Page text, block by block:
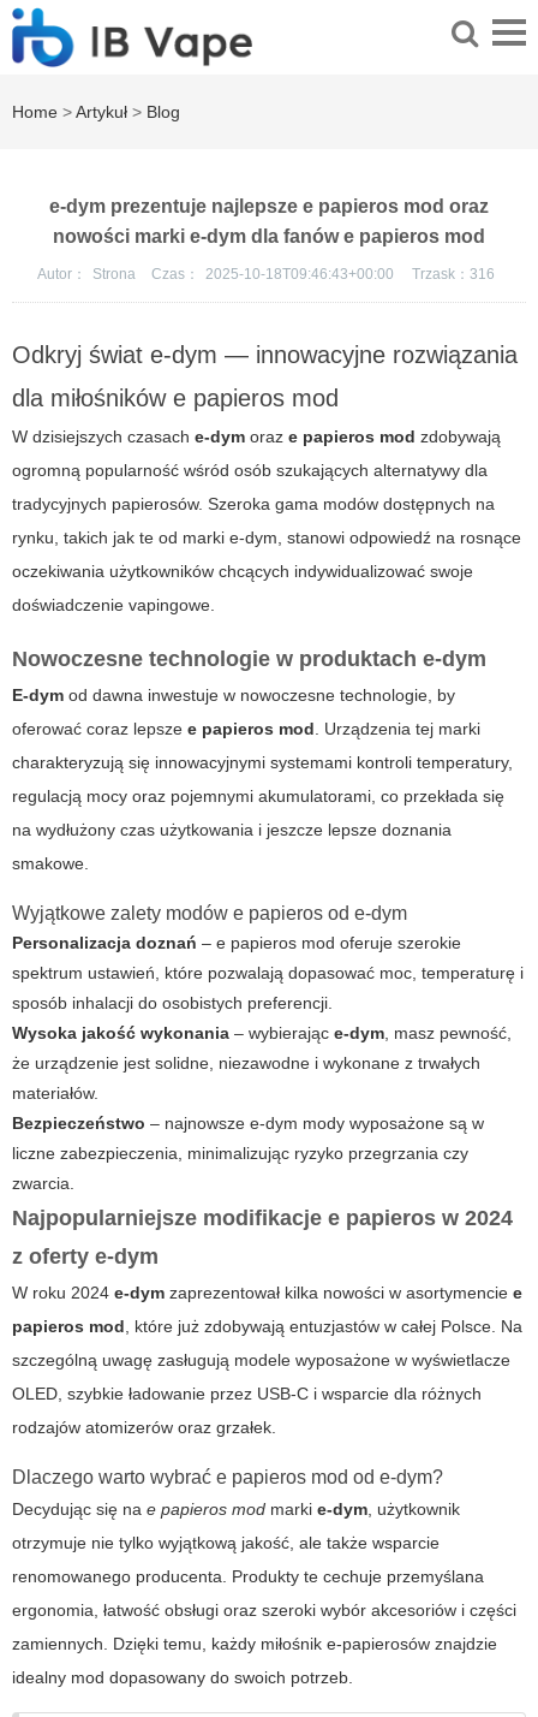
Home >Artykuł > Blog
e-dym prezentuje najlepsze e papieros mod oraz
nowości marki e-dym dla fanów e papieros mod
Autor： Strona Czas： 2025-10-18T09:46:43+00:00 Trzask： 316
Odkryj świat e-dym — innowacyjne rozwiązania
dla miłośników e papieros mod
W dzisiejszych czasach e-dym oraz e papieros mod zdobywają
ogromną popularność wśród osób szukających alternatywy dla
tradycyjnych papierosów. Szeroka gama modów dostępnych na
rynku, takich jak te od marki e-dym, stanowi odpowiedź na rosnące
oczekiwania użytkowników chcących indywidualizować swoje
doświadczenie vapingowe.
Nowoczesne technologie w produktach e-dym
E-dym od dawna inwestuje w nowoczesne technologie, by
oferować coraz lepsze e papieros mod. Urządzenia tej marki
charakteryzują się innowacyjnymi systemami kontroli temperatury,
regulacją mocy oraz pojemnymi akumulatorami, co przekłada się
na wydłużony czas użytkowania i jeszcze lepsze doznania
smakowe.
Wyjątkowe zalety modów e papieros od e-dym
Personalizacja doznań – e papieros mod oferuje szerokie
spektrum ustawień, które pozwalają dopasować moc, temperaturę i
sposób inhalacji do osobistych preferencji.
Wysoka jakość wykonania – wybierając e-dym, masz pewność,
że urządzenie jest solidne, niezawodne i wykonane z trwałych
materiałów.
Bezpieczeństwo – najnowsze e-dym mody wyposażone są w
liczne zabezpieczenia, minimalizując ryzyko przegrzania czy
zwarcia.
Najpopularniejsze modifikacje e papieros w 2024
z oferty e-dym
W roku 2024 e-dym zaprezentował kilka nowości w asortymencie e
papieros mod, które już zdobywają entuzjastów w całej Polsce. Na
szczególną uwagę zasługują modele wyposażone w wyświetlacze
OLED, szybkie ładowanie przez USB-C i wsparcie dla różnych
rodzajów atomizerów oraz grzałek.
Dlaczego warto wybrać e papieros mod od e-dym?
Decydując się na e papieros mod marki e-dym, użytkownik
otrzymuje nie tylko wyjątkową jakość, ale także wsparcie
renomowanego producenta. Produkty te cechuje przemyślana
ergonomia, łatwość obsługi oraz szeroki wybór akcesoriów i części
zamiennych. Dzięki temu, każdy miłośnik e-papierosów znajdzie
idealny mod dopasowany do swoich potrzeb.